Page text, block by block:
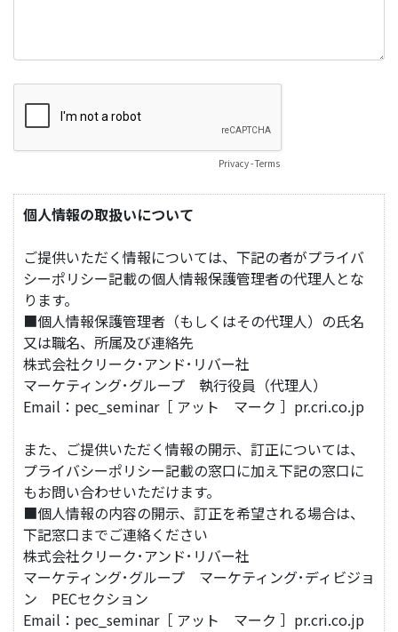
Privacy-Terms
個人情報の取扱いについて
ご提供いただく情報については、下記の者がプライバ
シーポリシー記載の個人情報保護管理者の代理人とな
ります。
■個人情報保護管理者（もしくはその代理人）の氏名
又は職名、所属及び連絡先
株式会社クリーク･アンド･リバー社
マーケティング･グループ 執行役員（代理人）
Email：pec_seminar［ アット マーク ］pr.cri.co.jp
また、ご提供いただく情報の開示、訂正については、
プライバシーポリシー記載の窓口に加え下記の窓口に
もお問い合わせいただけます。
■個人情報の内容の開示、訂正を希望される場合は、
下記窓口までご連絡ください
株式会社クリーク･アンド･リバー社
マーケティング･グループ マーケティング･ディビジョ
ン PECセクション
Email：pec_seminar［ アット マーク ］pr.cri.co.jp